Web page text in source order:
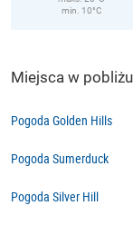
min. 10°C
Miejsca w
Pogoda Golden Hills
Pogoda Sumerduck
Pogoda Silver Hill